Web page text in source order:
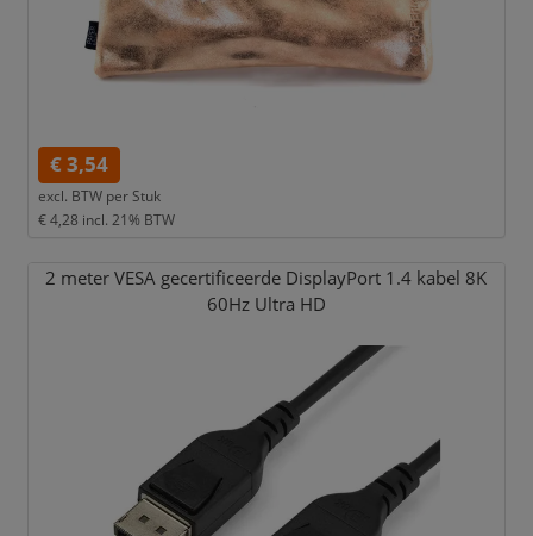
€ 3,54
excl. BTW per Stuk
€ 4,28 incl. 21% BTW
2 meter VESA gecertificeerde DisplayPort 1.4 kabel 8K
60Hz Ultra HD